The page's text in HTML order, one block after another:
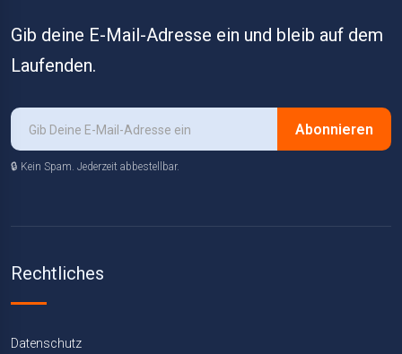
Gib deine E-Mail-Adresse ein und bleib auf dem
Laufenden.
Abonnieren
🔒 Kein Spam. Jederzeit abbestellbar.
Rechtliches
Datenschutz